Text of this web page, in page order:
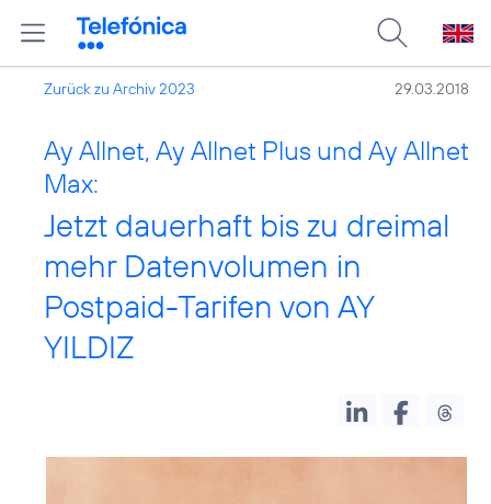
Zurück zu Archiv 2023 29.03.2018
Ay Allnet, Ay Allnet Plus und Ay Allnet
Max:
Jetzt dauerhaft bis zu dreimal
mehr Datenvolumen in
Postpaid-Tarifen von AY
YILDIZ